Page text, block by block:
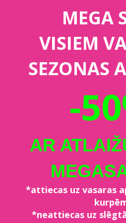
MEGA
VISIEM
SEZONAS
-
AR
*attiecas uz vasaras
*neattiecas uz